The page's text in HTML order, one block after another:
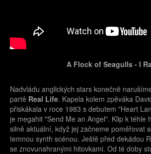
A Flock of Seagulls - I
Nadvládu anglických stars konečně
partě Real Life. Kapela kolem zpěváka
přiskákala v roce 1983 s debutem "Heart
je megahit "Send Me an Angel". Klip k téhle
silně aktuální, když jej začneme poměřovat
temnou synth scénou. Ještě před dekádou
se znovunahranými hitovkami. Od té doby